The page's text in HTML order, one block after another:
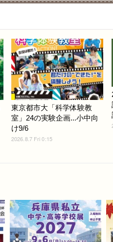
東京都市大「科学体験教
室」24の実験企画...小中向
け9/6
2026.8.7 Fri 0:15